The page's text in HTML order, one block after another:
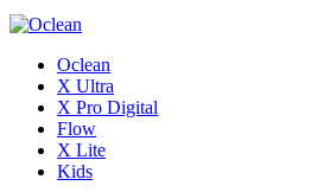
Oclean
X Ultra
X Pro Digital
Flow
X Lite
Kids